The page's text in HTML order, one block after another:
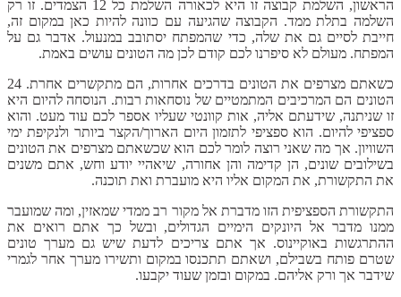
הראשון, השלמת קבוצה זו היא לכאורה השלמת כל 12 הצמדים. זו רק
השלמה בתלת ממד. הקבוצה שהגיעה עם כוונה להיות כאן במקום זה,
חייבת לסיים גם את שלה, כדי שהמפתח יסתובב במנעול. אדבר גם על
המפתח. מעולם לא סיפרנו לכם קודם לכן מה הטונים עושים באמת.
כשאתם מצרפים את הטונים בדרכים אחרות, הם מתקשרים אחרת. 24
הטונים הם המרכיבים המתמטיים של נוסחאות רבות. הנוסחה להיום היא
זו שניתנה, שידעתם אליה, אות קוונטי שעליו אספר לכם עוד מעט. והוא
ספציפי להיום. הוא ספציפי לתזמון היום הארוך/הקצר ביותר ולנקיפת ימי
השוויון. אך מה שאני רוצה לומר לכם הוא שכשאתם מצרפים את הטונים
בשילובים שונים, הן קדימה והן אחורה, שיאהיי יודע וחש, אתם משנים
את התקשורת, את המקום אליו היא מועברת ואת תוכנה.
התקשורת הספציפית הזו מדברת אל מקור רב ממדי שמאזין, ומה שמועבר
ממנו מדבר אל היונקים הימיים הגדולים, ובשל כך אתם רואים את
ההתרגשות באוקיינוס. אך אתם צריכים לדעת שיש גם מערך טונים
שטרם פותח בשבילם, ושאתם תתכנסו במקום ותשירו מערך אחר לגמרי
שידבר אך ורק אליהם. במקום ובזמן שעוד יקבעו.